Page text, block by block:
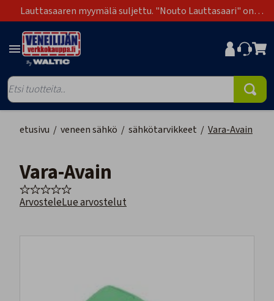
Lauttasaaren myymälä suljettu. "Nouto Lauttasaari" on
poistunut toimitustapavaihtoehdoista.
etusivu / veneen sähkö / sähkötarvikkeet / Vara-Avain
Vara-Avain
ArvosteleLue arvostelut